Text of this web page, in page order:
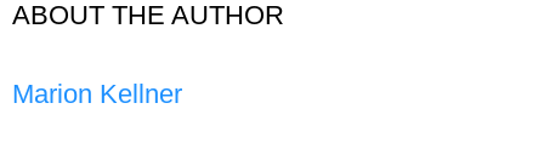
ABOUT THE AUTHOR
Marion Kellner